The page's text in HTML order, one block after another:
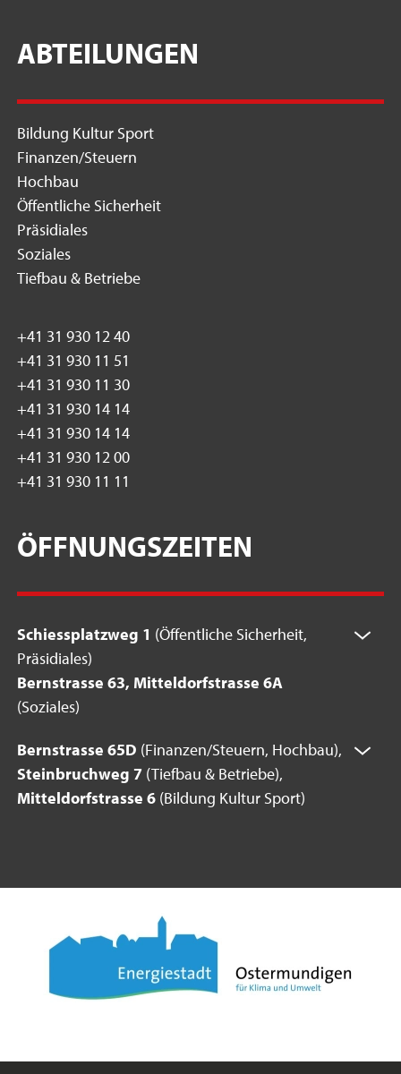
ABTEILUNGEN
Bildung Kultur Sport
Finanzen/Steuern
Hochbau
Öffentliche Sicherheit
Präsidiales
Soziales
Tiefbau & Betriebe
+41 31 930 12 40
+41 31 930 11 51
+41 31 930 11 30
+41 31 930 14 14
+41 31 930 14 14
+41 31 930 12 00
+41 31 930 11 11
ÖFFNUNGSZEITEN
Schiessplatzweg 1 (Öffentliche Sicherheit,
Präsidiales)
Bernstrasse 63, Mitteldorfstrasse 6A
(Soziales)
Bernstrasse 65D (Finanzen/Steuern, Hochbau),
Steinbruchweg 7 (Tiefbau & Betriebe),
Mitteldorfstrasse 6 (Bildung Kultur Sport)